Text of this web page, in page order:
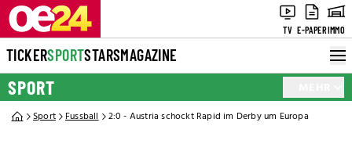
TV E-PAPERIMMO
TICKERSPORTSTARSMAGAZINE
SPORT
Sport Fussball 2:0 - Austria schockt Rapid im Derby um Europa